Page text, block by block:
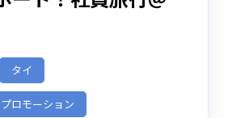
タイ
ロモーション